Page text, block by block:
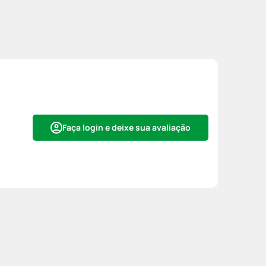
Faça login e deixe sua avaliação